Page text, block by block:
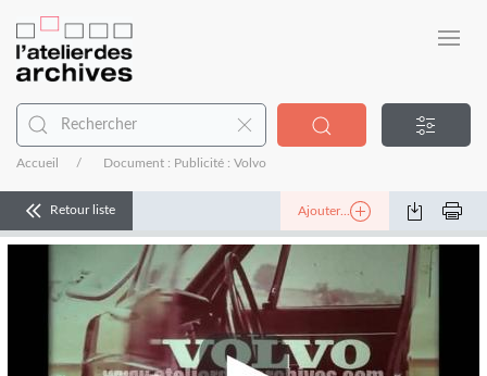
Accueil Document : Publicité : Volvo
Retour liste Ajouter...